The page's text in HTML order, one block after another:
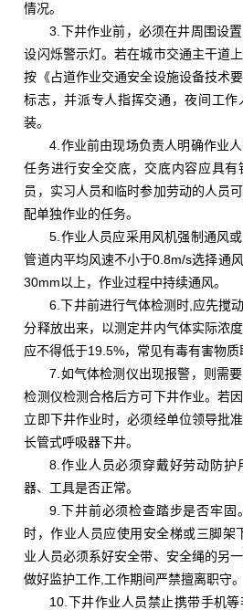
情况。
3.下井作业前，必须在井周围设
设闪烁警示灯。若在城市交通主干道
按《占道作业交通安全设施设备技术
标志，并派专人指挥交通，夜间工
装。
4.作业前由现场负责人明确作业
任务进行安全交底，交底内容应具有
员，实习人员和临时参加劳动的人员
配单独作业的任务。
5.作业人员应采用风机强制通风
管道内平均风速不小于0.8m/s选择通
30mm以上，作业过程中持续通风。
6.下井前进行气体检测时,应先搅
分释放出来，以测定井内气体实际浓
应不得低于19.5%，常见有毒有害物质
7.如气体检测仪出现报警，则需
检测仪检测合格后方可下井作业。若
立即下井作业时，必须经单位领导批
长管式呼吸器下井。
8.作业人员必须穿戴好劳动防护
器、工具是否正常。
9.下井前必须检查踏步是否牢固
时，作业人员应使用安全梯或三脚架
业人员必须系好安全带、安全绳的另
做好监护工作,工作期间严禁擅离职守。
10.下井作业人员禁止携带手机